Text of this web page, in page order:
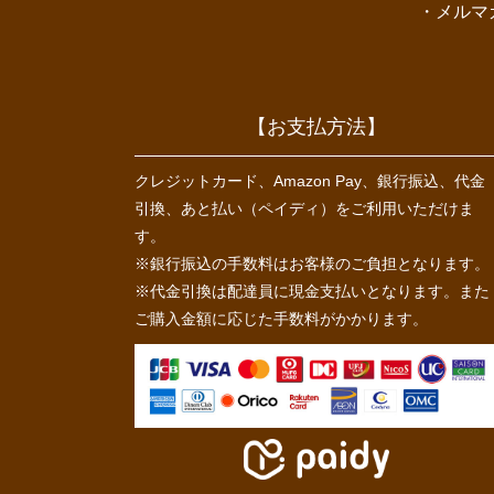
メル
【お支払方法】
クレジットカード、Amazon Pay、銀行振込、代金
引換、あと払い（ペイディ）をご利用いただけま
す。
※銀行振込の手数料はお客様のご負担となります。
※代金引換は配達員に現金支払いとなります。また
ご購入金額に応じた手数料がかかります。